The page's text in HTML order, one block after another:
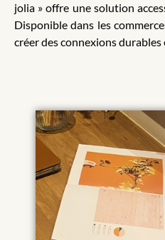
jolia » offre une solution
Disponible dans les
créer des connexions